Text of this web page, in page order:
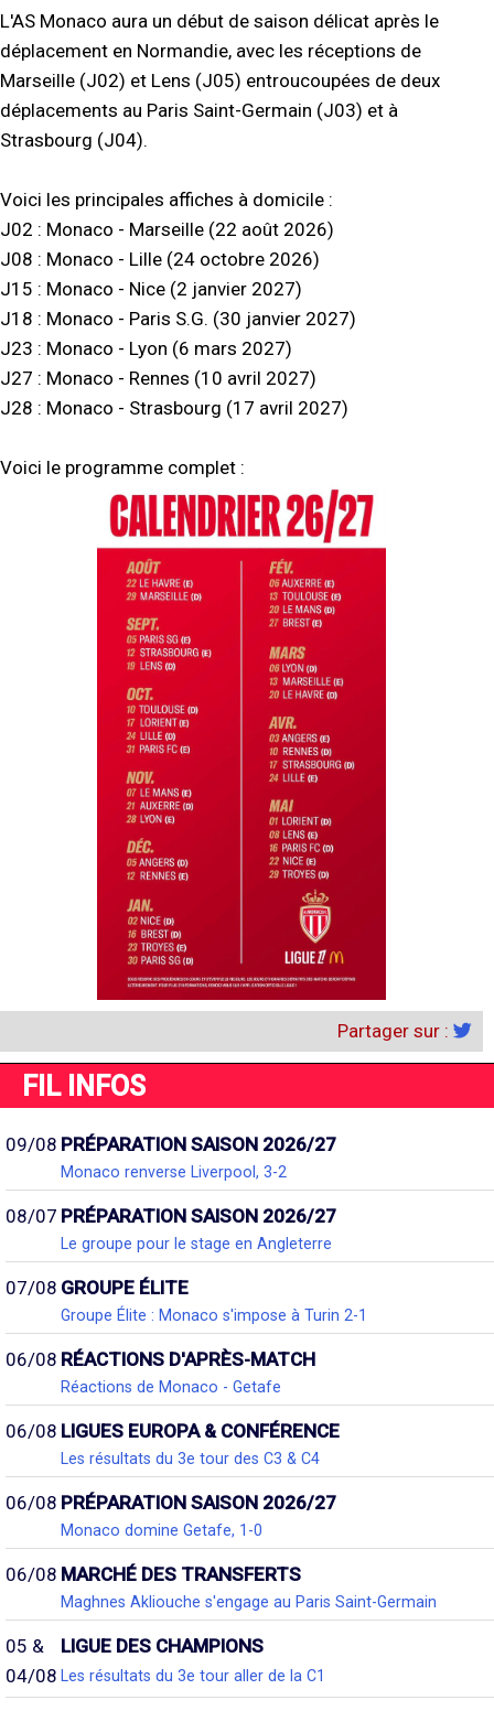
L'AS Monaco aura un début de saison délicat après le
déplacement en Normandie, avec les réceptions de
Marseille (J02) et Lens (J05) entroucoupées de deux
déplacements au Paris Saint-Germain (J03) et à
Strasbourg (J04).
Voici les principales affiches à domicile :
J02 : Monaco - Marseille (22 août 2026)
J08 : Monaco - Lille (24 octobre 2026)
J15 : Monaco - Nice (2 janvier 2027)
J18 : Monaco - Paris S.G. (30 janvier 2027)
J23 : Monaco - Lyon (6 mars 2027)
J27 : Monaco - Rennes (10 avril 2027)
J28 : Monaco - Strasbourg (17 avril 2027)
Voici le programme complet :
Partager sur :
FIL INFOS
09/08 PRÉPARATION SAISON 2026/27
Monaco renverse Liverpool, 3-2
08/07 PRÉPARATION SAISON 2026/27
Le groupe pour le stage en Angleterre
07/08 GROUPE ÉLITE
Groupe Élite : Monaco s'impose à Turin 2-1
06/08 RÉACTIONS D'APRÈS-MATCH
Réactions de Monaco - Getafe
06/08 LIGUES EUROPA & CONFÉRENCE
Les résultats du 3e tour des C3 & C4
06/08 PRÉPARATION SAISON 2026/27
Monaco domine Getafe, 1-0
06/08 MARCHÉ DES TRANSFERTS
Maghnes Akliouche s'engage au Paris Saint-Germain
05 &
04/08
LIGUE DES CHAMPIONS
Les résultats du 3e tour aller de la C1